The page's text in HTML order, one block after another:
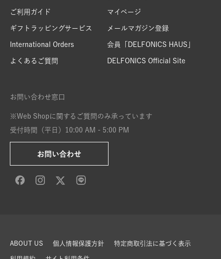
ご利用ガイド
ギフトラッピングサービス
International Orders
よくあるご質問
マイページ
メールマガジン登録
会員「DELFONICS HAUS」
DELFONICS Official Site
お問い合わせ窓口
※Web Shopに関するご質問のみ承っています
受付時間（平日）10:00 AM - 5:00 PM
お問い合わせ
ABOUT US 個人情報保護方針 特定商取引法に基づく表示